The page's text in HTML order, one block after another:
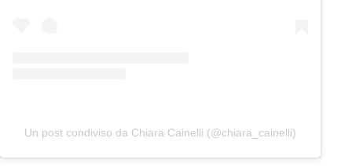
Un post condiviso da Chiara Cainelli (@chiara_cainelli)